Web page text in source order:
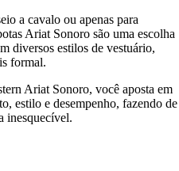
a cavalo ou apenas para
Ariat Sonoro são uma escolha
diversos estilos de vestuário,
formal.
Ariat Sonoro, você aposta em
estilo e desempenho, fazendo de
inesquecível.